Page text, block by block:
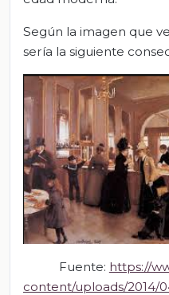
Según la imagen que
sería la siguiente
Fuente: https://
content/uploads/2014/